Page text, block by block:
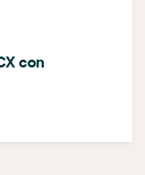
con